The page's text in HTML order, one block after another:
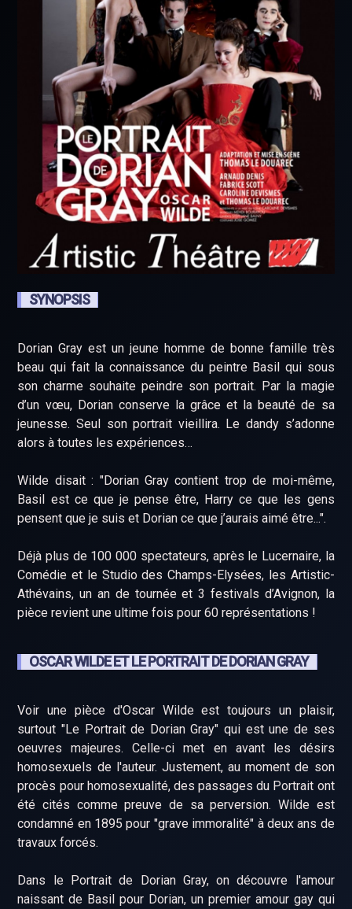
SYNOPSIS
Dorian Gray est un jeune homme de bonne famille très
beau qui fait la connaissance du peintre Basil qui sous
son charme souhaite peindre son portrait. Par la magie
d’un vœu, Dorian conserve la grâce et la beauté de sa
jeunesse. Seul son portrait vieillira. Le dandy s’adonne
alors à toutes les expériences…
Wilde disait : "Dorian Gray contient trop de moi-même,
Basil est ce que je pense être, Harry ce que les gens
pensent que je suis et Dorian ce que j’aurais aimé être...".
Déjà plus de 100 000 spectateurs, après le Lucernaire, la
Comédie et le Studio des Champs-Elysées, les Artistic-
Athévains, un an de tournée et 3 festivals d’Avignon, la
pièce revient une ultime fois pour 60 représentations !
OSCAR WILDE ET LE PORTRAIT DE DORIAN GRAY
Voir une pièce d'Oscar Wilde est toujours un plaisir,
surtout "Le Portrait de Dorian Gray" qui est une de ses
oeuvres majeures. Celle-ci met en avant les désirs
homosexuels de l'auteur. Justement, au moment de son
procès pour homosexualité, des passages du Portrait ont
été cités comme preuve de sa perversion. Wilde est
condamné en 1895 pour "grave immoralité" à deux ans de
travaux forcés.
Dans le Portrait de Dorian Gray, on découvre l'amour
naissant de Basil pour Dorian, un premier amour gay qui